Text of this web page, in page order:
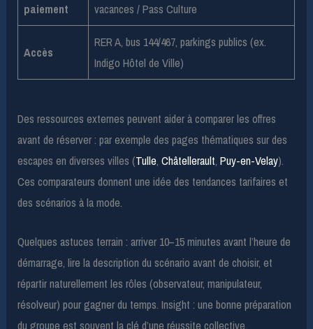
paiement
vacances / Pass Culture
Accès
RER A, bus 144/467, parkings publics (ex.
Indigo Hôtel de Ville)
Des ressources externes peuvent aider à comparer les offres
avant de réserver : par exemple des pages thématiques sur des
escapes en diverses villes (Tulle,Châtellerault,Puy-en-Velay).
Ces comparateurs donnent une idée des tendances tarifaires et
des scénarios à la mode.
Quelques astuces terrain : arriver 10–15 minutes avant l’heure de
démarrage, lire la description du scénario avant de choisir, et
répartir naturellement les rôles (observateur, manipulateur,
résolveur) pour gagner du temps. Insight : une bonne préparation
du groupe est souvent la clé d’une réussite collective.